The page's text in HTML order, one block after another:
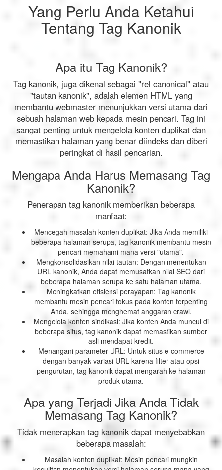
Yang Perlu Anda Ketahui
Tentang Tag Kanonik
Apa itu Tag Kanonik?
Tag kanonik, juga dikenal sebagai "rel canonical" atau
"tautan kanonik", adalah elemen HTML yang
membantu webmaster menunjukkan versi utama dari
sebuah halaman web kepada mesin pencari. Tag ini
sangat penting untuk mengelola konten duplikat dan
memastikan halaman yang benar diindeks dan diberi
peringkat di hasil pencarian.
Mengapa Anda Harus Memasang Tag
Kanonik?
Penerapan tag kanonik memberikan beberapa
manfaat:
Mencegah masalah konten duplikat: Jika Anda memiliki
beberapa halaman serupa, tag kanonik membantu mesin
pencari memahami mana versi "utama".
Mengkonsolidasikan nilai tautan: Dengan menentukan
URL kanonik, Anda dapat memusatkan nilai SEO dari
beberapa halaman serupa ke satu halaman utama.
Meningkatkan efisiensi perayapan: Tag kanonik
membantu mesin pencari fokus pada konten terpenting
Anda, sehingga menghemat anggaran crawl.
Mengelola konten sindikasi: Jika konten Anda muncul di
beberapa situs, tag kanonik dapat memastikan sumber
asli mendapat kredit.
Menangani parameter URL: Untuk situs e-commerce
dengan banyak variasi URL karena filter atau opsi
pengurutan, tag kanonik dapat mengarah ke halaman
produk utama.
Apa yang Terjadi Jika Anda Tidak
Memasang Tag Kanonik?
Tidak menerapkan tag kanonik dapat menyebabkan
beberapa masalah:
Masalah konten duplikat: Mesin pencari mungkin